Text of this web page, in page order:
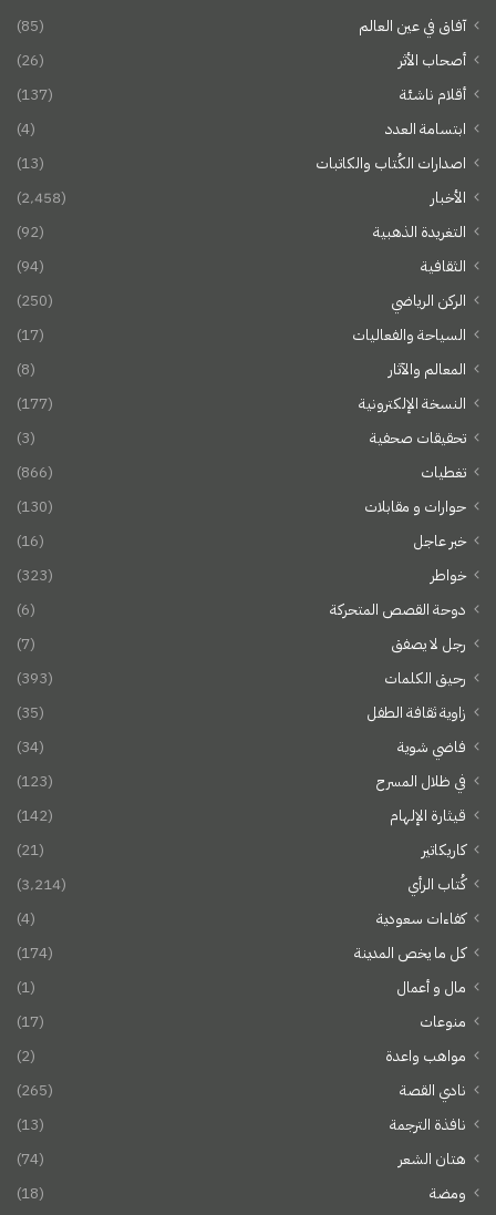
آفاق في عين العالم
(85)
أصحاب الأثر
(26)
أقلام ناشئة
(137)
ابتسامة العدد
(4)
اصدارات الكُتاب والكاتبات
(13)
الأخبار
(2٬458)
التغريدة الذهبية
(92)
الثقافية
(94)
الركن الرياضي
(250)
السياحة والفعاليات
(17)
المعالم والآثار
(8)
النسخة الإلكترونية
(177)
تحقيقات صحفية
(3)
تغطيات
(866)
حوارات و مقابلات
(130)
خبر عاجل
(16)
خواطر
(323)
دوحة القصص المتحركة
(6)
رجل لا يصفق
(7)
رحيق الكلمات
(393)
زاوية ثقافة الطفل
(35)
فاضي شوية
(34)
في ظلال المسرح
(123)
قيثارة الإلهام
(142)
كاريكاتير
(21)
كُتاب الرأي
(3٬214)
كفاءات سعودية
(4)
كل ما يخص المدينة
(174)
مال و أعمال
(1)
منوعات
(17)
مواهب واعدة
(2)
نادي القصة
(265)
نافذة الترجمة
(13)
هتان الشعر
(74)
ومضة
(18)